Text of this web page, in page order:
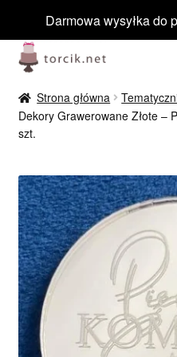
Darmowa wysyłka do
Przejdź
do
nawigacji
Przejdź
do
treści
Jadalne
Niejadalne
Barwniki spożywcze
Producenci
Barwniki do aerografu
Barwniki spożywcze w
Barwniki spożywcze w
Strona główna
Dekory Grawerowane Złote –
szt.